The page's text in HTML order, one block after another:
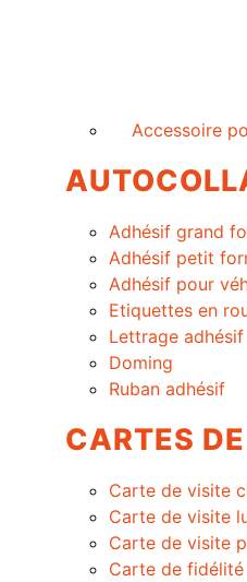
Accessoire
Adhésif grand
Adhésif petit
Adhésif pour
Etiquettes en
Lettrage adhésif
Doming
Ruban adhésif
CARTES
Carte de visite
Carte de visite
Carte de visite
Carte de fidélité